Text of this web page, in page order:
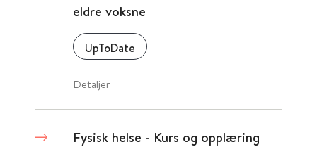
eldre voksne
UpToDate
Detaljer
Fysisk helse - Kurs og opplæring